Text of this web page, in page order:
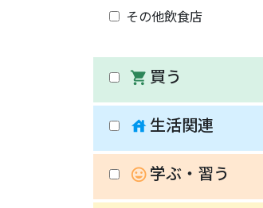
その他飲食店
shopping_cart 買う
house 生活関連
insert_emoticon 学ぶ・習う